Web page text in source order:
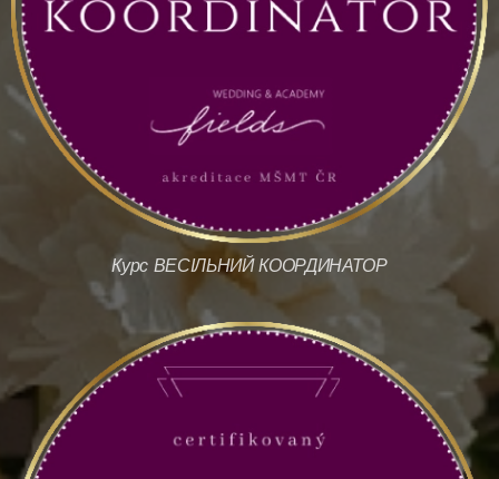
Курс ВЕСІЛЬНИЙ КООРДИНАТОР